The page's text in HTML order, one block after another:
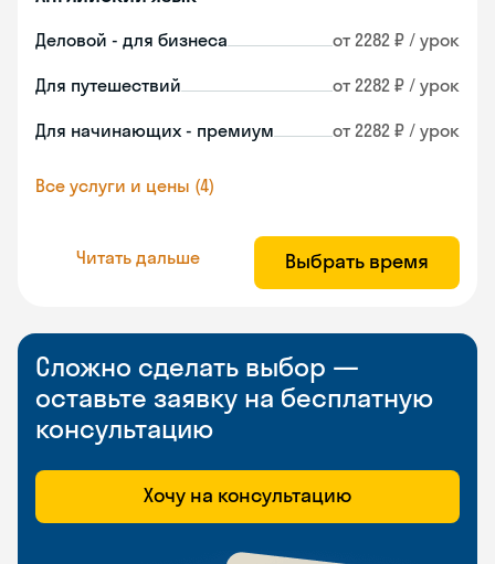
Деловой - для бизнеса от 2282 ₽ / урок
Для путешествий от 2282 ₽ / урок
Для начинающих - премиум от 2282 ₽ / урок
Все услуги и цены (4)
Читать дальше Выбрать время
Сложно сделать выбор —
оставьте заявку на бесплатную
консультацию
Хочу на консультацию